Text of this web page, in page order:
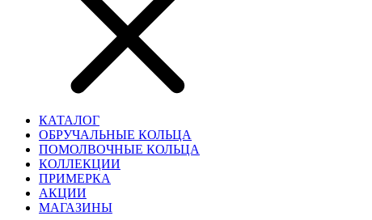
КАТАЛОГ
ОБРУЧАЛЬНЫЕ КОЛЬЦА
ПОМОЛВОЧНЫЕ КОЛЬЦА
КОЛЛЕКЦИИ
ПРИМЕРКА
АКЦИИ
МАГАЗИНЫ